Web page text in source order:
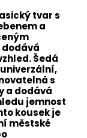
tvar s
a
dodává
Šedá
s
a dodává
jemnost
kousek je
městské